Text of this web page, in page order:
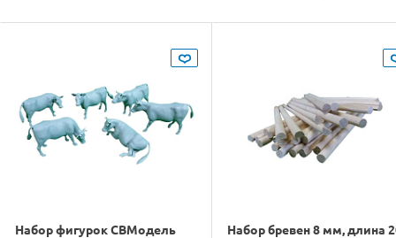
Набор фигурок СВМодель
Набор бревен 8 мм, длина